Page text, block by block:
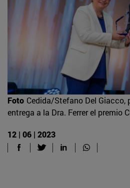
Foto Cedida/Stefano Del Giacco,
entrega a la Dra. Ferrer el premio
12 | 06 | 2023